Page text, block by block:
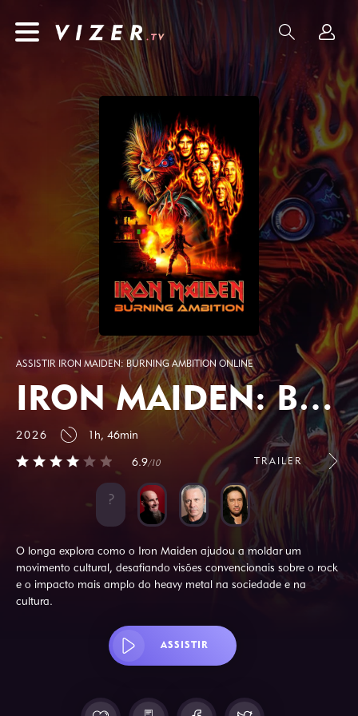
ASSISTIR IRON MAIDEN: BURNING AMBITION ONLINE
IRON MAIDEN: BURNING AMBITION
2026 1h, 46min
6.9/10 TRAILER
O longa explora como o Iron Maiden ajudou a moldar um
movimento cultural, desafiando visões convencionais sobre o rock
e o impacto mais amplo do heavy metal na sociedade e na
cultura.
ASSISTIR